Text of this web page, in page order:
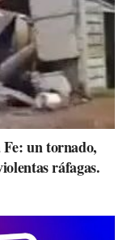
un tornado,
ráfagas.